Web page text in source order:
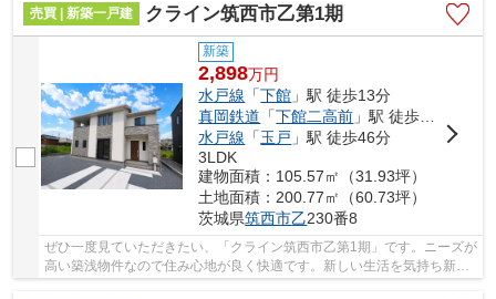
売買 | 新築一戸建
クライン筑西市乙第1期
新築
2,898万円
水戸線 「下館 」駅 徒歩13分
真岡鉄道 「下館二高前 」駅 徒歩22分
水戸線 「玉戸 」駅 徒歩46分
3LDK
建物面積：105.57㎡（31.93坪）
土地面積：200.77㎡（60.73坪）
茨城県筑西市乙230番8
ぜひ一度見ていただきたい、「クライン筑西市乙第1期」です。ニーズが
高い築浅物件なので住み心地が良く快適です。新しい生活を気持ち新た